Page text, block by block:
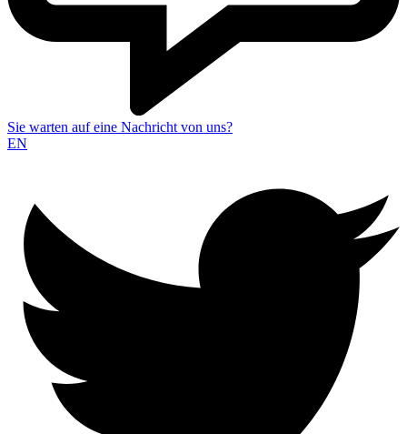
Sie warten auf eine Nachricht von uns?
EN